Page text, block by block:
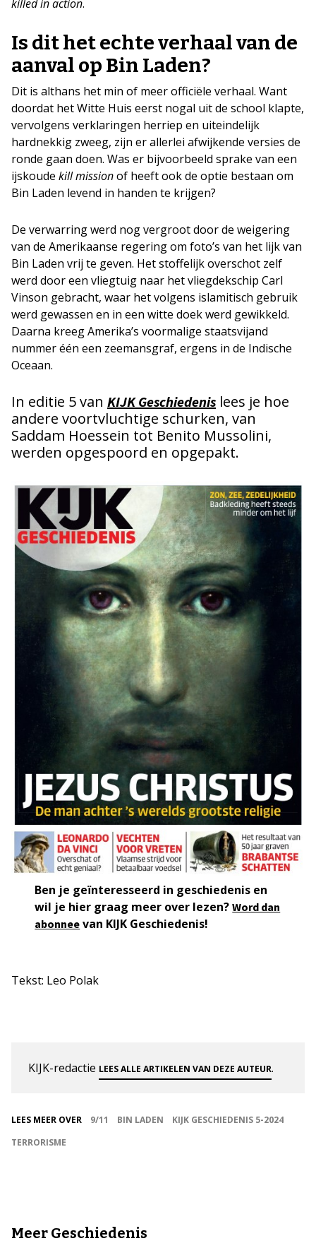
killed in action.
Is dit het echte verhaal van de
aanval op Bin Laden?
Dit is althans het min of meer officiële verhaal. Want
doordat het Witte Huis eerst nogal uit de school klapte,
vervolgens verklaringen herriep en uiteindelijk
hardnekkig zweeg, zijn er allerlei afwijkende versies de
ronde gaan doen. Was er bijvoorbeeld sprake van een
ijskoude kill missionof heeft ook de optie bestaan om
Bin Laden levend in handen te krijgen?
De verwarring werd nog vergroot door de weigering
van de Amerikaanse regering om foto’s van het lijk van
Bin Laden vrij te geven. Het stoffelijk overschot zelf
werd door een vliegtuig naar het vliegdekschip Carl
Vinson gebracht, waar het volgens islamitisch gebruik
werd gewassen en in een witte doek werd gewikkeld.
Daarna kreeg Amerika’s voormalige staatsvijand
nummer één een zeemansgraf, ergens in de Indische
Oceaan.
In editie 5 van KIJK Geschiedenis lees je hoe
andere voortvluchtige schurken, van
Saddam Hoessein tot Benito Mussolini,
werden opgespoord en opgepakt.
Ben je geïnteresseerd in geschiedenis en
wil je hier graag meer over lezen?Word dan
abonnee van KIJK Geschiedenis!
Tekst: Leo Polak
KIJK-redactie LEES ALLE ARTIKELEN VAN DEZE AUTEUR.
LEES MEER OVER 9/11 BIN LADEN
KIJK GESCHIEDENIS 5-2024
TERRORISME
Meer Geschiedenis